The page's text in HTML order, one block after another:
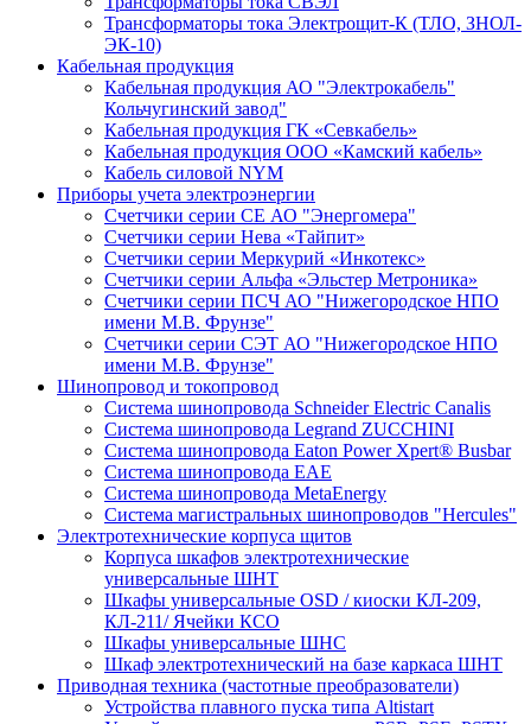
Трансформаторы тока Электрощит-К (ТЛО, ЗНОЛ-
ЭК-10)
Кабельная продукция
Кабельная продукция АО "Электрокабель"
Кольчугинский завод"
Кабельная продукция ГК «Севкабель»
Кабельная продукция ООО «Камский кабель»
Кабель силовой NYM
Приборы учета электроэнергии
Счетчики серии СЕ АО "Энергомера"
Счетчики серии Нева «Тайпит»
Счетчики серии Меркурий «Инкотекс»
Счетчики серии Альфа «Эльстер Метроника»
Счетчики серии ПСЧ АО "Нижегородское НПО
имени М.В. Фрунзе"
Счетчики серии СЭТ АО "Нижегородское НПО
имени М.В. Фрунзе"
Шинопровод и токопровод
Система шинопровода Schneider Electric Canalis
Система шинопровода Legrand ZUCCHINI
Система шинопровода Eaton Power Xpert® Busbar
Система шинопровода EAE
Система шинопровода MetaEnergy
Система магистральных шинопроводов "Hercules"
Электротехнические корпуса щитов
Корпуса шкафов электротехнические
универсальные ШНТ
Шкафы универсальные OSD / киоски КЛ-209,
КЛ-211/ Ячейки КСО
Шкафы универсальные ШНС
Шкаф электротехнический на базе каркаса ШНТ
Приводная техника (частотные преобразователи)
Устройства плавного пуска типа Altistart